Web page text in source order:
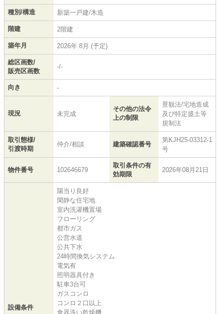
種別/構造 新築一戸建/木造
階建 2階建
築年月 2026年 8月 (予定)
総区画数/
販売区画数
-/-
向き -
現況 未完成
その他の法令
上の制限
景観法/宅地造成
及び特定盛土等
規制法
取引態様/
引渡時期
仲介/相談 建築確認番号
第KJH25-03312-1
号
物件番号 102646679
取引条件の有
効期限
2026年08月21日
設備条件
陽当り良好
閑静な住宅地
室内洗濯機置場
フローリング
都市ガス
公営水道
公共下水
24時間換気システム
電気有
照明器具付き
駐車3台可
ガスコンロ
コンロ２口以上
食器洗い乾燥機